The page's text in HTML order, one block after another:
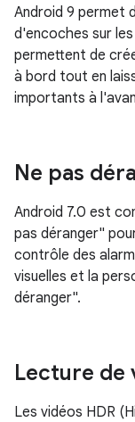
Android 9 permet
d'encoches sur
permettent de
à bord tout en
importants à
Ne pas
Android 7.0 est
pas déranger"
contrôle des
visuelles et la
déranger".
Lecture de
Les vidéos HDR